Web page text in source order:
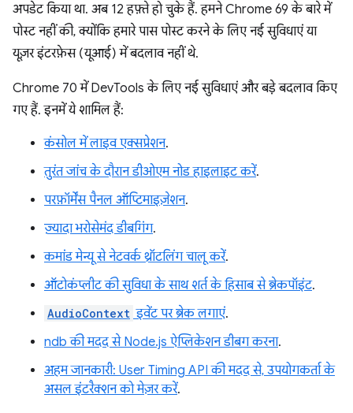
अपडेट किया था. अब 12 हफ़्ते हो चुके हैं. हमने Chrome 69 के बारे में
पोस्ट नहीं की, क्योंकि हमारे पास पोस्ट करने के लिए नई सुविधाएं या
यूज़र इंटरफ़ेस (यूआई) में बदलाव नहीं थे.
Chrome 70 में DevTools के लिए नई सुविधाएं और बड़े बदलाव किए
गए हैं. इनमें ये शामिल हैं:
कंसोल में लाइव एक्सप्रेशन.
तुरंत जांच के दौरान डीओएम नोड हाइलाइट करें.
परफ़ॉर्मेंस पैनल ऑप्टिमाइज़ेशन.
ज़्यादा भरोसेमंद डीबगिंग.
कमांड मेन्यू से नेटवर्क थ्रॉटलिंग चालू करें.
ऑटोकंप्लीट की सुविधा के साथ शर्त के हिसाब से ब्रेकपॉइंट.
AudioContext इवेंट पर ब्रेक लगाएं.
ndb की मदद से Node.js ऐप्लिकेशन डीबग करना.
अहम जानकारी: User Timing API की मदद से, उपयोगकर्ता के
असल इंटरैक्शन को मेज़र करें.